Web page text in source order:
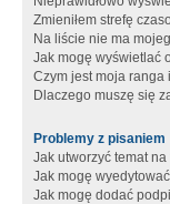
Zmieniłem strefę
Na liście nie ma
Jak mogę wyświetlać
Czym jest moja
Dlaczego muszę się
Problemy z pisaniem
Jak utworzyć temat na
Jak mogę
Jak mogę dodać